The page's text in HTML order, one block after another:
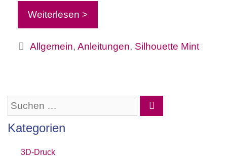
Weiterlesen >
Kategorien
Allgemein,Anleitungen, Silhouette Mint
Suchen
Kategorien
3D-Druck